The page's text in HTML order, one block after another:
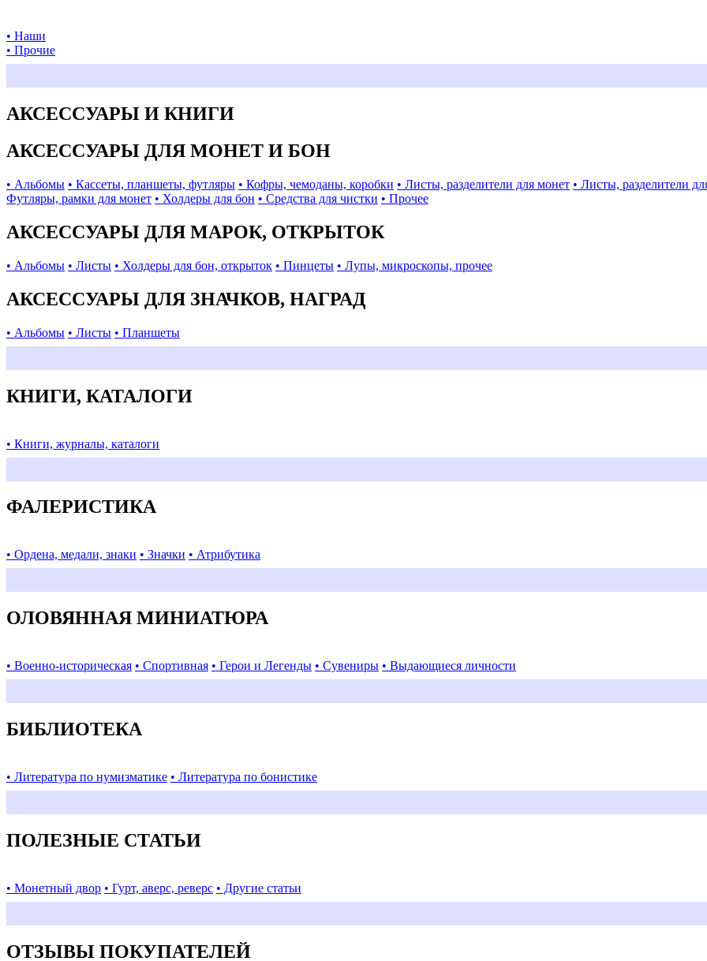
• Наши
• Прочие
АКСЕССУАРЫ И КНИГИ
АКСЕССУАРЫ ДЛЯ МОНЕТ И БОН
• Альбомы • Кассеты, планшеты, футляры • Кофры, чемоданы, коробки • Листы, разделители для монет • Листы, разделители
Футляры, рамки для монет • Холдеры для бон • Средства для чистки • Прочее
АКСЕССУАРЫ ДЛЯ МАРОК, ОТКРЫТОК
• Альбомы • Листы • Холдеры для бон, открыток • Пинцеты • Лупы, микроскопы, прочее
АКСЕССУАРЫ ДЛЯ ЗНАЧКОВ, НАГРАД
• Альбомы • Листы • Планшеты
КНИГИ, КАТАЛОГИ
• Книги, журналы, каталоги
ФАЛЕРИСТИКА
• Ордена, медали, знаки • Значки • Атрибутика
ОЛОВЯННАЯ МИНИАТЮРА
• Военно-историческая • Спортивная • Герои и Легенды • Сувениры • Выдающиеся личности
БИБЛИОТЕКА
• Литература по нумизматике • Литература по бонистике
ПОЛЕЗНЫЕ СТАТЬИ
• Монетный двор • Гурт, аверс, реверс • Другие статьи
ОТЗЫВЫ ПОКУПАТЕЛЕЙ